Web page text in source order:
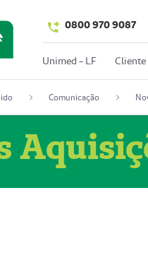
0800 970 9087
Unimed - LF Cliente
Comunicação